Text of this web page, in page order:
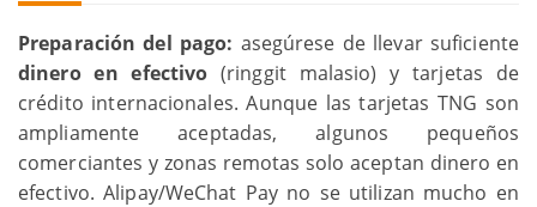
Preparación del pago: asegúrese de llevar suficiente
dinero en efectivo (ringgit malasio) y tarjetas de
crédito internacionales. Aunque las tarjetas TNG son
ampliamente aceptadas, algunos pequeños
comerciantes y zonas remotas solo aceptan dinero en
efectivo. Alipay/WeChat Pay no se utilizan mucho en